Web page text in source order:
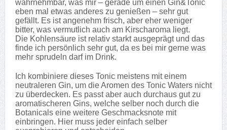
wahrnehmbar, was mir – gerade um einen Gin&Tonic
eben mal etwas anderes zu genießen – sehr gut
gefällt. Es ist angenehm frisch, aber eher weniger
bitter, was vermutlich auch am Kirscharoma liegt.
Die Kohlensäure ist relativ starkt ausgeprägt und das
finde ich persönlich sehr gut, da es bei mir gerne was
mehr sprudeln darf im Drink.
Ich kombiniere dieses Tonic meistens mit einem
neutraleren Gin, um die Aromen des Tonic Waters nicht
zu überdecken. Es passt aber auch durchaus gut zu
aromatischeren Gins, welche selber noch durch die
Botanicals eine weitere Geschmacksnote mit
einbringen. Hier muss jeder einfach selber